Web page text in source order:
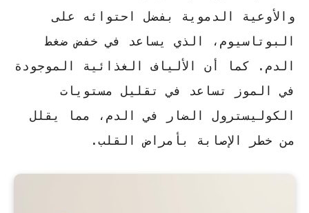
والأوعية الدموية بفضل احتوائه على
البوتاسيوم، الذي يساعد في خفض ضغط
الدم. كما أن الألياف الغذائية الموجودة
في الموز تساعد في تقليل مستويات
الكوليسترول الضار في الدم، مما يقلل
من خطر الإصابة بأمراض القلب.